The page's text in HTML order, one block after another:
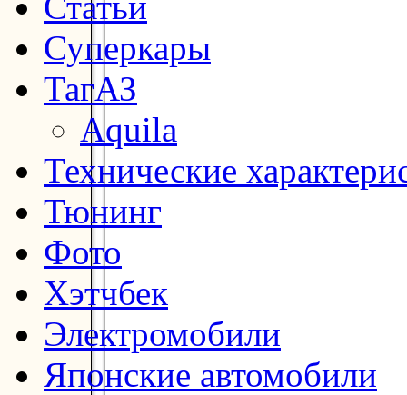
Суперкары
ТагАЗ
Aquila
Технические
Тюнинг
Фото
Хэтчбек
Электромобили
Японские автомобили